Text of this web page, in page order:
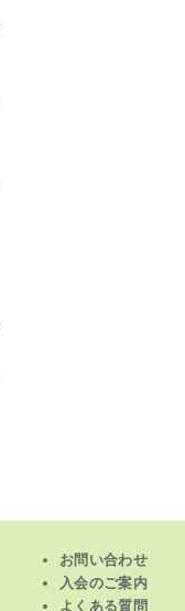
お問い合わせ
入会のご案内
よくある質問